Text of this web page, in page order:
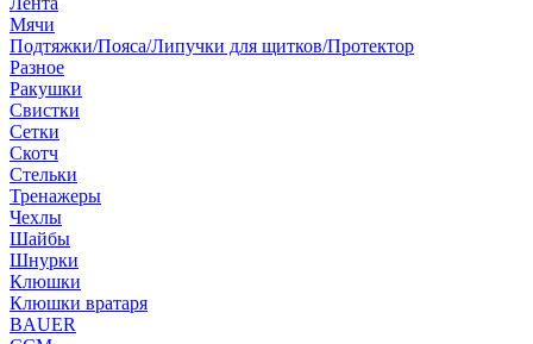
Мячи
Подтяжки/Пояса/Липучки для щитков/Протектор
Разное
Ракушки
Свистки
Сетки
Скотч
Стельки
Тренажеры
Чехлы
Шайбы
Шнурки
Клюшки
Клюшки вратаря
BAUER